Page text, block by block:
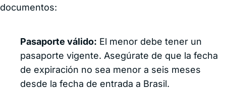
documentos:
Pasaporte válido: El menor debe tener un
pasaporte vigente. Asegúrate de que la fecha
de expiración no sea menor a seis meses
desde la fecha de entrada a Brasil.